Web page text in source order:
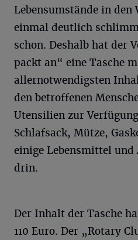
Lebensumstände in
einmal deutlich
schon. Deshalb hat der
packt an“ eine Tasche
allernotwendigsten
den betroffenen
Utensilien zur
Schlafsack, Mütze,
einige Lebensmittel
drin.
Der Inhalt der Tasche
110 Euro. Der „Rotary